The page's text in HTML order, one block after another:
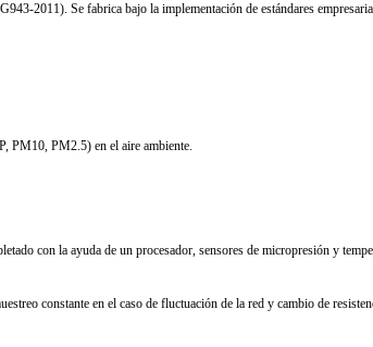
2011). Se fabrica bajo la implementación de estándares
PM10, PM2.5) en el aire ambiente.
con la ayuda de un procesador, sensores de micropresión y
constante en el caso de fluctuación de la red y cambio de